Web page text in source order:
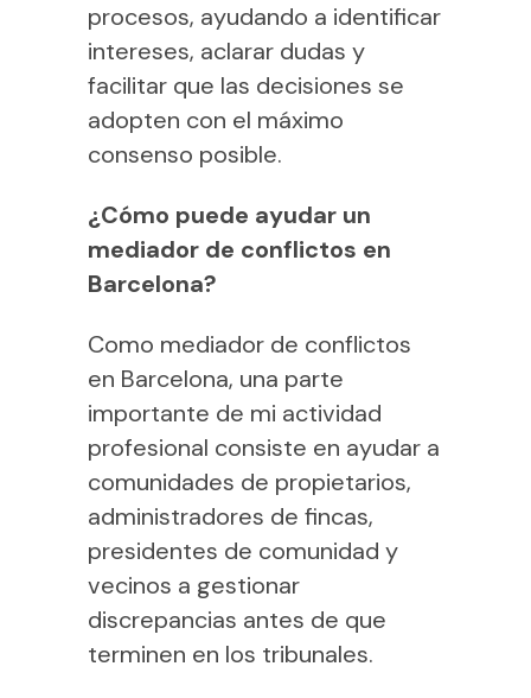
procesos, ayudando a identificar
intereses, aclarar dudas y
facilitar que las decisiones se
adopten con el máximo
consenso posible.
¿Cómo puede ayudar un
mediador de conflictos en
Barcelona?
Como mediador de conflictos
en Barcelona, una parte
importante de mi actividad
profesional consiste en ayudar a
comunidades de propietarios,
administradores de fincas,
presidentes de comunidad y
vecinos a gestionar
discrepancias antes de que
terminen en los tribunales.